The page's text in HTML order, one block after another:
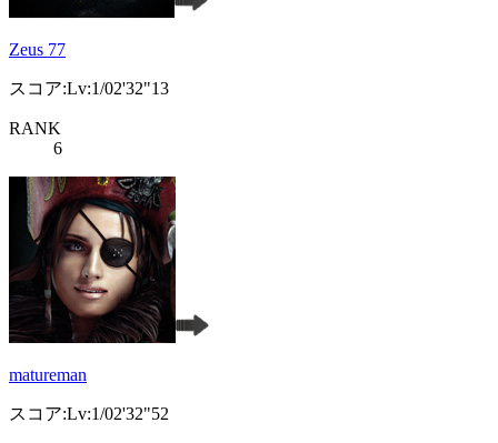
Zeus 77
スコア:Lv:1/02'32"13
RANK
6
matureman
スコア:Lv:1/02'32"52